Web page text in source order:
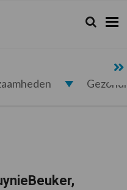
Zoeken...
Zoek